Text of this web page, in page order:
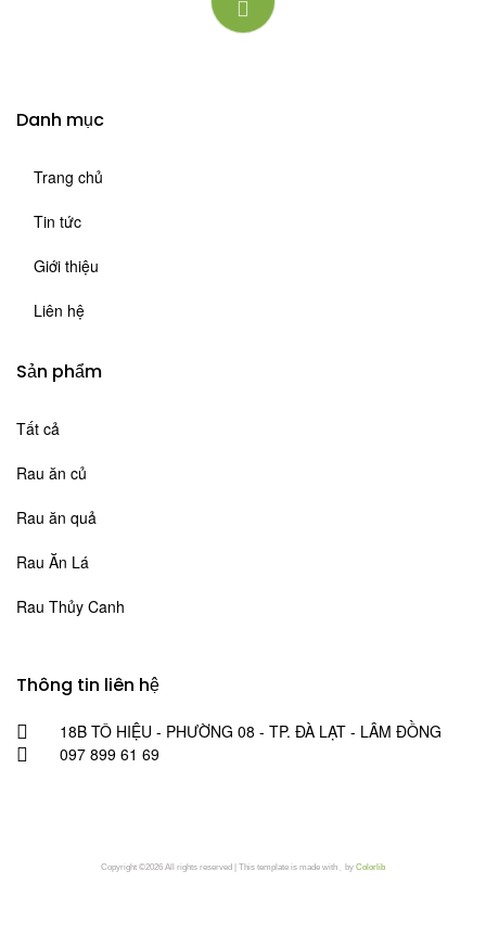
Danh mục
Trang chủ
Tin tức
Giới thiệu
Liên hệ
Sản phẩm
Tất cả
Rau ăn củ
Rau ăn quả
Rau Ăn Lá
Rau Thủy Canh
Thông tin liên hệ
18B TÔ HIỆU - PHƯỜNG 08 - TP. ĐÀ LẠT - LÂM ĐỒNG
097 899 61 69
Copyright ©2026 All rights reserved | This template is made with by Colorlib